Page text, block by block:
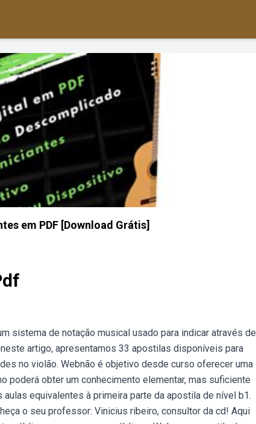
em PDF [Download Grátis]
sistema de notação musical usado para indicar através de
artigo, apresentamos 33 apostilas disponíveis para
no violão. Webnão é objetivo desde curso oferecer uma
poderá obter um conhecimento elementar, mas suficiente
equivalentes à primeira parte da apostila de nível b1.
o seu professor: Vinicius ribeiro, consultor da cd! Aqui